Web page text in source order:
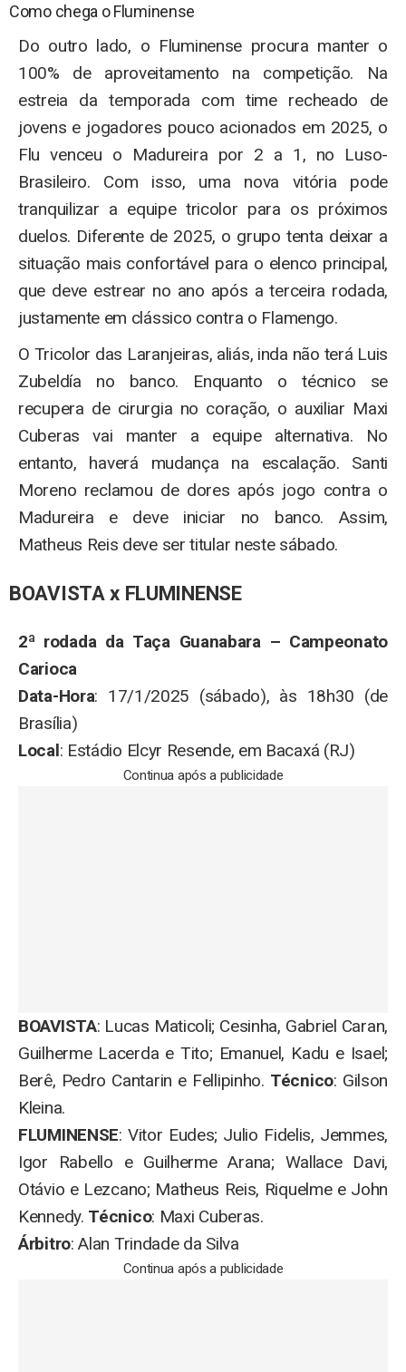
Como chega o Fluminense
Do outro lado, o Fluminense procura manter o
100% de aproveitamento na competição. Na
estreia da temporada com time recheado de
jovens e jogadores pouco acionados em 2025, o
Flu venceu o Madureira por 2 a 1, no Luso-
Brasileiro. Com isso, uma nova vitória pode
tranquilizar a equipe tricolor para os próximos
duelos. Diferente de 2025, o grupo tenta deixar a
situação mais confortável para o elenco principal,
que deve estrear no ano após a terceira rodada,
justamente em clássico contra o Flamengo.
O Tricolor das Laranjeiras, aliás, inda não terá Luis
Zubeldía no banco. Enquanto o técnico se
recupera de cirurgia no coração, o auxiliar Maxi
Cuberas vai manter a equipe alternativa. No
entanto, haverá mudança na escalação. Santi
Moreno reclamou de dores após jogo contra o
Madureira e deve iniciar no banco. Assim,
Matheus Reis deve ser titular neste sábado.
BOAVISTA x FLUMINENSE
2ª rodada da Taça Guanabara – Campeonato
Carioca
Data-Hora: 17/1/2025 (sábado), às 18h30 (de
Brasília)
Local: Estádio Elcyr Resende, em Bacaxá (RJ)
Continua após a publicidade
BOAVISTA: Lucas Maticoli; Cesinha, Gabriel Caran,
Guilherme Lacerda e Tito; Emanuel, Kadu e Isael;
Berê, Pedro Cantarin e Fellipinho. Técnico: Gilson
Kleina.
FLUMINENSE: Vitor Eudes; Julio Fidelis, Jemmes,
Igor Rabello e Guilherme Arana; Wallace Davi,
Otávio e Lezcano; Matheus Reis, Riquelme e John
Kennedy. Técnico: Maxi Cuberas.
Árbitro: Alan Trindade da Silva
Continua após a publicidade